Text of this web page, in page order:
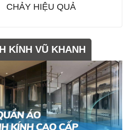
CHẢY HIỆU QUẢ
KÍNH VŨ KHANH